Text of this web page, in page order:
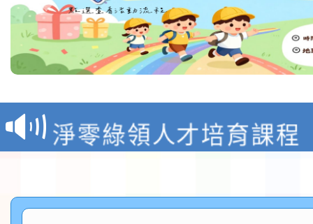
教育部校安中心白海豚
報
淨零綠領人才培育課程
及師生本土語及新住民
115年食農教育專業人